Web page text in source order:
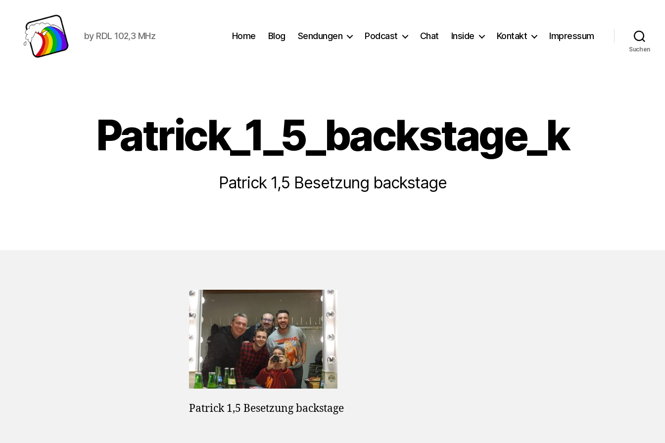
by RDL 102,3 MHz Home Blog Sendungen Podcast Chat Inside Kontakt Impressum
Suchen
Patrick_1_5_backstage_k
Patrick 1,5 Besetzung backstage
Patrick 1,5 Besetzung backstage